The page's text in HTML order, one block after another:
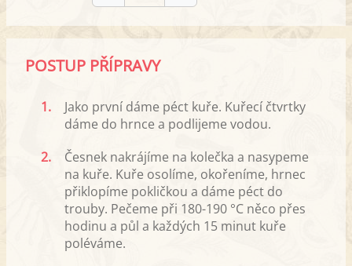
POSTUP PŘÍPRAVY
1.
Jako první dáme péct kuře. Kuřecí čtvrtky
dáme do hrnce a podlijeme vodou.
2.
Česnek nakrájíme na kolečka a nasypeme
na kuře. Kuře osolíme, okořeníme, hrnec
přiklopíme pokličkou a dáme péct do
trouby. Pečeme při 180-190 °C něco přes
hodinu a půl a každých 15 minut kuře
poléváme.